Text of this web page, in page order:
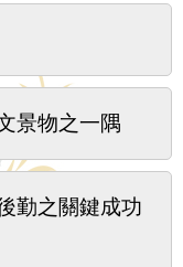
景物之一隅
勤之關鍵成功